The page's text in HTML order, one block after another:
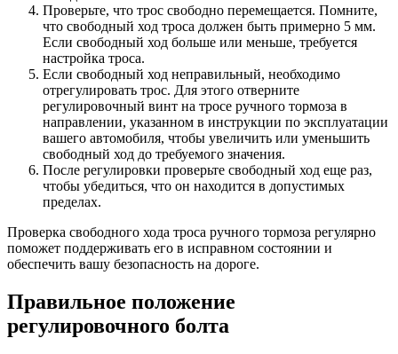
Проверьте, что трос свободно перемещается. Помните,
что свободный ход троса должен быть примерно 5 мм.
Если свободный ход больше или меньше, требуется
настройка троса.
Если свободный ход неправильный, необходимо
отрегулировать трос. Для этого отверните
регулировочный винт на тросе ручного тормоза в
направлении, указанном в инструкции по эксплуатации
вашего автомобиля, чтобы увеличить или уменьшить
свободный ход до требуемого значения.
После регулировки проверьте свободный ход еще раз,
чтобы убедиться, что он находится в допустимых
пределах.
Проверка свободного хода троса ручного тормоза регулярно
поможет поддерживать его в исправном состоянии и
обеспечить вашу безопасность на дороге.
Правильное положение
регулировочного болта